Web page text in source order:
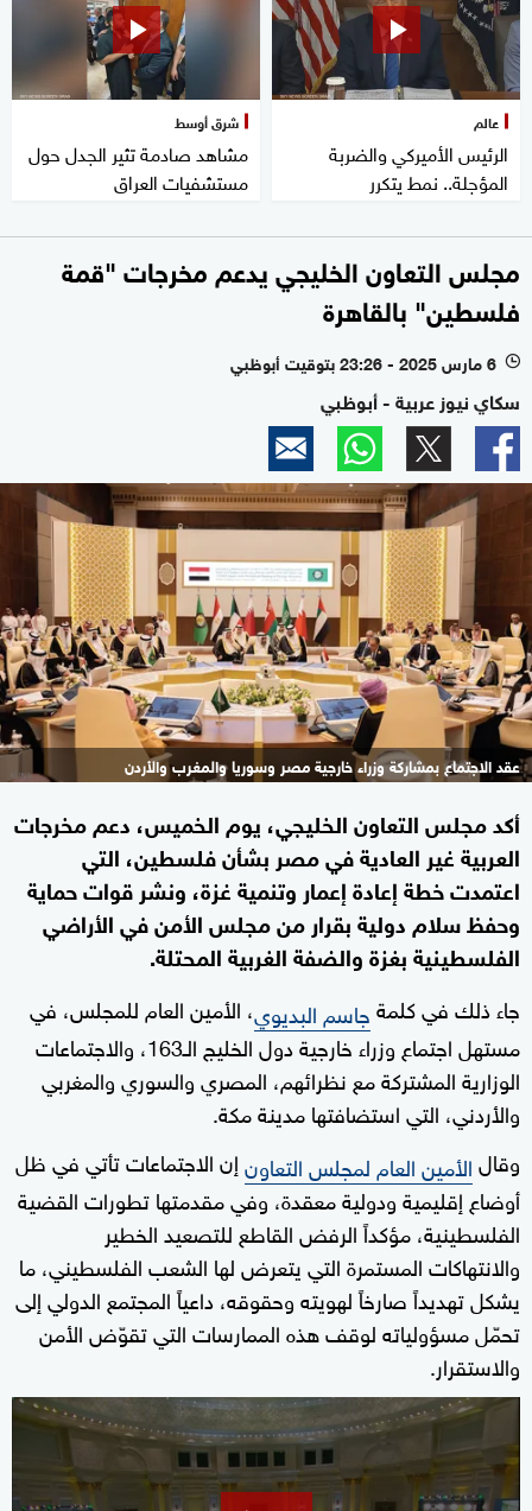
عالم
الرئيس الأميركي والضربة
المؤجلة.. نمط يتكرر
شرق أوسط
مشاهد صادمة تثير الجدل حول
مستشفيات العراق
مجلس التعاون الخليجي يدعم مخرجات "قمة
فلسطين" بالقاهرة
l 6 مارس 2025 - 23:26 بتوقيت أبوظبي
سكاي نيوز عربية - أبوظبي
عقد الاجتماع بمشاركة وزراء خارجية مصر وسوريا والمغرب والأردن
أكد مجلس التعاون الخليجي، يوم الخميس، دعم مخرجات
العربية غير العادية في مصر بشأن فلسطين، التي
اعتمدت خطة إعادة إعمار وتنمية غزة، ونشر قوات حماية
وحفظ سلام دولية بقرار من مجلس الأمن في الأراضي
الفلسطينية بغزة والضفة الغربية المحتلة.
جاء ذلك في كلمةجاسم البديوي، الأمين العام للمجلس، في
مستهل اجتماع وزراء خارجية دول الخليج الـ163، والاجتماعات
الوزارية المشتركة مع نظرائهم، المصري والسوري والمغربي
والأردني، التي استضافتها مدينة مكة.
وقالالأمين العام لمجلس التعاونإن الاجتماعات تأتي في ظل
أوضاع إقليمية ودولية معقدة، وفي مقدمتها تطورات القضية
الفلسطينية، مؤكداً الرفض القاطع للتصعيد الخطير
والانتهاكات المستمرة التي يتعرض لها الشعب الفلسطيني، ما
يشكل تهديداً صارخاً لهويته وحقوقه، داعياً المجتمع الدولي إلى
تحمّل مسؤولياته لوقف هذه الممارسات التي تقوّض الأمن
والاستقرار.
0
seconds
29